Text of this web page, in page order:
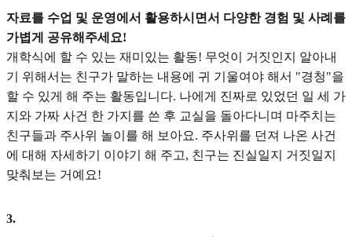
자료를 수업 및 운영에서 활용하시면서 다양한 경험 및 사례를
가볍게 공유해주세요!
개학식에 할 수 있는 재미있는 활동! 무엇이 거짓인지 알아내
기 위해서는 친구가 말하는 내용에 귀 기울여야 해서 "경청"을
할 수 있게 해 주는 활동입니다. 나에게 진짜로 있었던 일 세 가
지와 가짜 사건 한 가지를 쓴 후 교실을 돌아다니며 마주치는
친구들과 주사위 놀이를 해 보아요. 주사위를 던져 나온 사건
에 대해 자세하기 이야기 해 주고, 친구는 진실일지 거짓일지
맞춰보는 거예요!
3.